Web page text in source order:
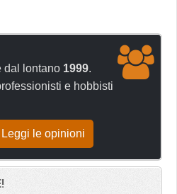
dal lontano 1999.
e hobbisti
Leggi le opinioni